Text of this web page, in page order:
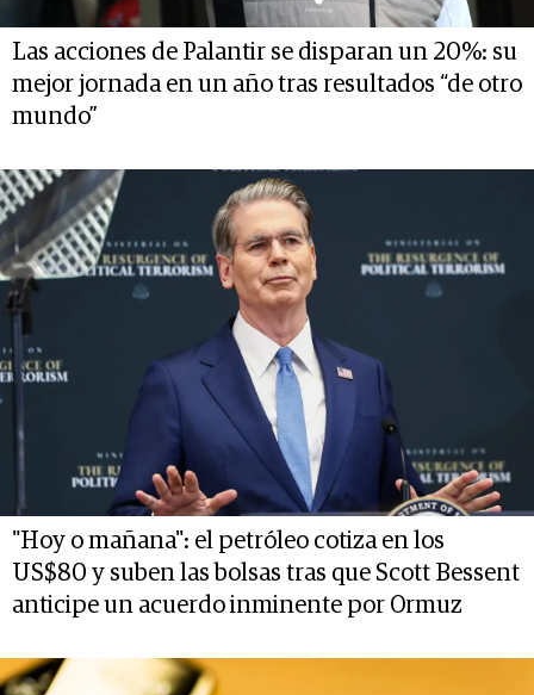
Las acciones de Palantir se disparan un 20%: su
mejor jornada en un año tras resultados “de otro
mundo”
"Hoy o mañana": el petróleo cotiza en los
US$80 y suben las bolsas tras que Scott Bessent
anticipe un acuerdo inminente por Ormuz